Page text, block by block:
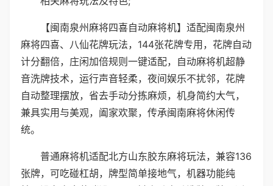
【闽南泉州麻将四喜自动麻将机】适配闽南泉州
麻将四喜、八仙花牌玩法，144张花牌专用，花牌自动
计分翻倍，庄闲加倍规则一键适配，自动麻将机超静
音洗牌技术，运行声音轻柔，夜间娱乐不扰邻，花牌
自动整理摆放，省去手动分拣麻烦，机身简约大气，
兼具实用与美观，阖家欢聚，传承闽南麻将休闲传
统。
普通麻将机适配北方山东胶东麻将玩法，兼容136
张牌，可吃碰杠胡，牌型简单接地气，机器功能纯